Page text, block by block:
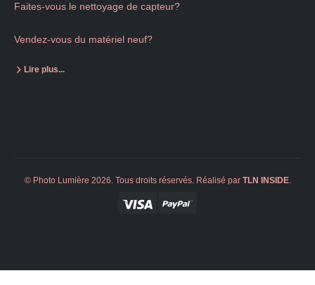
Faites-vous le nettoyage de capteur?
Vendez-vous du matériel neuf?
Lire plus...
© Photo Lumière 2026. Tous droits réservés. Réalisé par TLN INSIDE.